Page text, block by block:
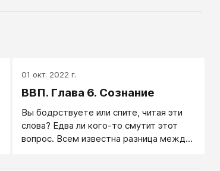
01 окт. 2022 г.
ВВП. Глава 6. Сознание
Вы бодрствуете или спите, читая эти
слова? Едва ли кого-то смутит этот
вопрос. Всем известна разница между